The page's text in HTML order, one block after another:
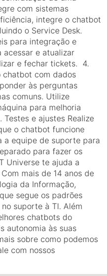
com sistemas
integre o chatbot
o Service Desk.
para integração e
acessar e atualizar
e fechar tickets. 4.
chatbot com dados
às perguntas
comuns. Utilize
para melhoria
e ajustes Realize
o chatbot funcione
a equipe de suporte para
para fazer os
Universe te ajuda a
mais de 14 anos de
da Informação,
segue os padrões
suporte à TI. Além
chatbots do
autonomia às suas
sobre como podemos
com nossos